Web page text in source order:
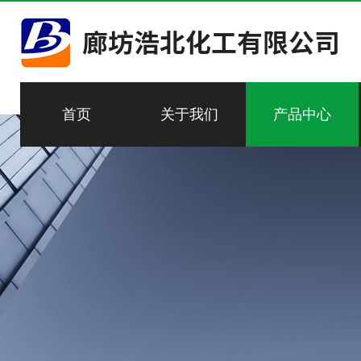
首页 关于我们 产品中心